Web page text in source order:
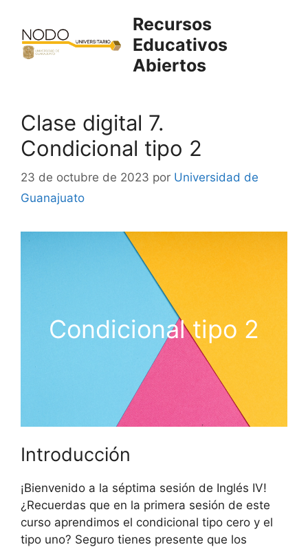
contenido
Recursos
Educativos
Abiertos
Clase digital 7.
Condicional tipo 2
23 de octubre de 2023 por Universidad de
Guanajuato
Condicional tipo 2
Introducción
¡Bienvenido a la séptima sesión de Inglés IV!
¿Recuerdas que en la primera sesión de este
curso aprendimos el condicional tipo cero y el
tipo uno? Seguro tienes presente que los